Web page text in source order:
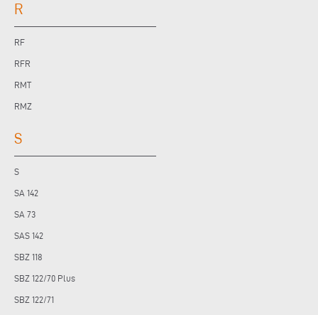
R
RF
RFR
RMT
RMZ
S
S
SA 142
SA 73
SAS 142
SBZ 118
SBZ 122/70 Plus
SBZ 122/71